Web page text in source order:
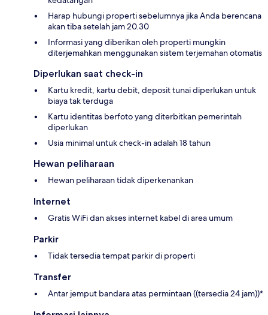
Harap hubungi properti sebelumnya jika Anda berencana
akan tiba setelah jam 20.30
Informasi yang diberikan oleh properti mungkin
diterjemahkan menggunakan sistem terjemahan otomatis
Diperlukan saat check-in
Kartu kredit, kartu debit, deposit tunai diperlukan untuk
biaya tak terduga
Kartu identitas berfoto yang diterbitkan pemerintah
diperlukan
Usia minimal untuk check-in adalah 18 tahun
Hewan peliharaan
Hewan peliharaan tidak diperkenankan
Internet
Gratis WiFi dan akses internet kabel di area umum
Parkir
Tidak tersedia tempat parkir di properti
Transfer
Antar jemput bandara atas permintaan ((tersedia 24 jam))*